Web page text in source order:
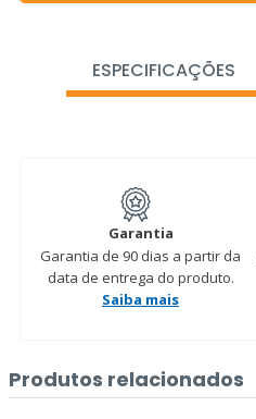
ESPECIFICAÇÕES
Garantia
Garantia de 90 dias a partir da
data de entrega do produto.
Saiba mais
Produtos relacionados